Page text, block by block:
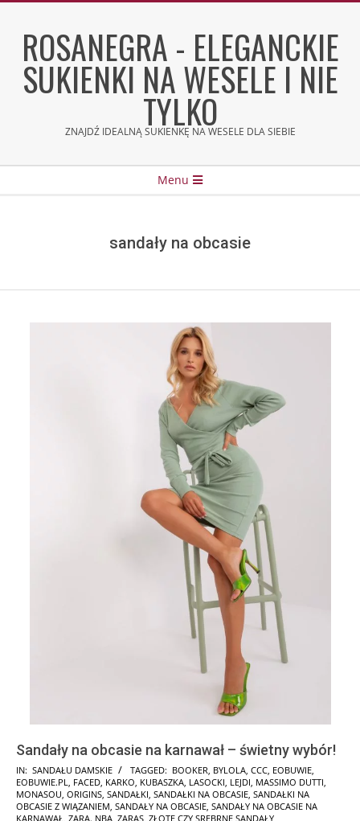
contentROSANEGRA - ELEGANCKIE
SUKIENKI NA WESELE I NIE
TYLKO
ZNAJDŹ IDEALNĄ SUKIENKĘ NA WESELE DLA SIEBIE
Menu
sandały na obcasie
Sandały na obcasie na karnawał – świetny wybór!
2025-
01-
02
IN: SANDAŁU DAMSKIE TAGGED: BOOKER, BYLOLA, CCC, EOBUWIE,
EOBUWIE.PL, FACED, KARKO, KUBASZKA, LASOCKI, LEJDI, MASSIMO DUTTI,
MONASOU, ORIGINS, SANDAŁKI, SANDAŁKI NA OBCASIE, SANDAŁKI NA
OBCASIE Z WIĄZANIEM, SANDAŁY NA OBCASIE, SANDAŁY NA OBCASIE NA
KARNAWAŁ, ZARA. NBA, ZARAS, ZŁOTE CZY SREBRNE SANDAŁY